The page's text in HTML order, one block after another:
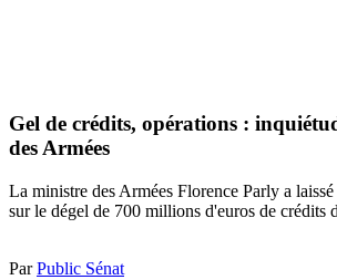
Gel de crédits, opérations :
des Armées
La ministre des Armées Florence Parly a
sur le dégel de 700 millions d'euros de crédits
ParPublic Sénat